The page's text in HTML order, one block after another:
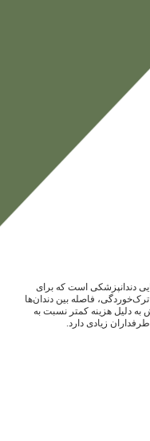
دندانپزشکی است که برای
فاصله بین دندان‌ها
دلیل هزینه کمتر نسبت به
زیادی دارد.